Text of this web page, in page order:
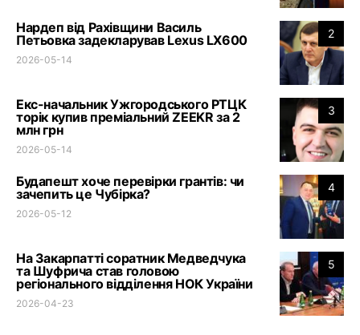
2
Нардеп від Рахівщини Василь
Петьовка задекларував Lexus LX600
2026-05-14
3
Екс-начальник Ужгородського РТЦК
торік купив преміальний ZEEKR за 2
млн грн
2026-05-14
4
Будапешт хоче перевірки грантів: чи
зачепить це Чубірка?
2026-05-12
5
На Закарпатті соратник Медведчука
та Шуфрича став головою
регіонального відділення НОК України
2026-04-23